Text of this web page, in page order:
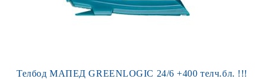
Телбод МАПЕД GREENLOGIC 24/6 +400 телч.бл. !!!